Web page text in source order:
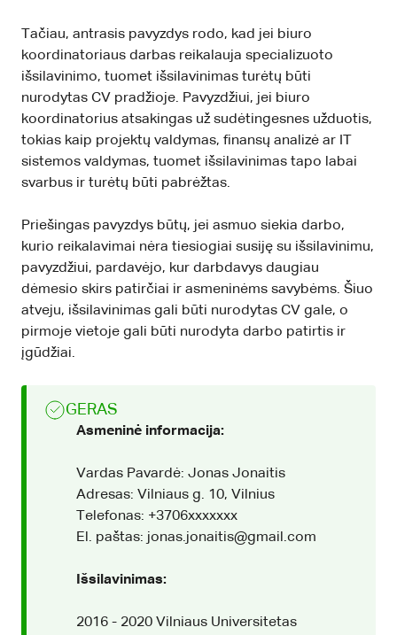
Tačiau, antrasis pavyzdys rodo, kad jei biuro
koordinatoriaus darbas reikalauja specializuoto
išsilavinimo, tuomet išsilavinimas turėtų būti
nurodytas CV pradžioje. Pavyzdžiui, jei biuro
koordinatorius atsakingas už sudėtingesnes užduotis,
tokias kaip projektų valdymas, finansų analizė ar IT
sistemos valdymas, tuomet išsilavinimas tapo labai
svarbus ir turėtų būti pabrėžtas.
Priešingas pavyzdys būtų, jei asmuo siekia darbo,
kurio reikalavimai nėra tiesiogiai susiję su išsilavinimu,
pavyzdžiui, pardavėjo, kur darbdavys daugiau
dėmesio skirs patirčiai ir asmeninėms savybėms. Šiuo
atveju, išsilavinimas gali būti nurodytas CV gale, o
pirmoje vietoje gali būti nurodyta darbo patirtis ir
įgūdžiai.
GERAS
Asmeninė informacija:
Vardas Pavardė: Jonas Jonaitis
Adresas: Vilniaus g. 10, Vilnius
Telefonas: +3706xxxxxxx
El. paštas: jonas.jonaitis@gmail.com
Išsilavinimas:
2016 - 2020 Vilniaus Universitetas